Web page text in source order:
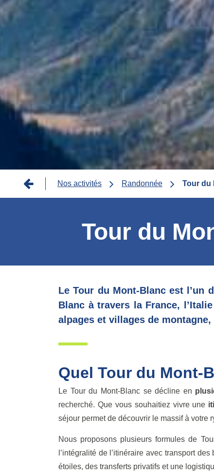
Fil
d'Ariane
Nos activités Randonnée Tour du
Tour du
LeTour du Mont-Blancest l’un
Blanc à travers la France,
alpages et villages de
Quel Tour du Mont-
Le Tour du Mont-Blanc se décline en
recherché. Que vous souhaitiez vivre une
séjour permet de découvrir le massif à votre
Nous proposons plusieurs formules de
l’intégralité de l’itinéraire avec transport des
étoiles, des transferts privatifs et une